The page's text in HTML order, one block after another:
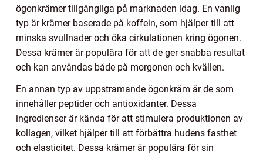
ögonkrämer tillgängliga på marknaden idag. En vanlig
typ är krämer baserade på koffein, som hjälper till att
minska svullnader och öka cirkulationen kring ögonen.
Dessa krämer är populära för att de ger snabba resultat
och kan användas både på morgonen och kvällen.
En annan typ av uppstramande ögonkräm är de som
innehåller peptider och antioxidanter. Dessa
ingredienser är kända för att stimulera produktionen av
kollagen, vilket hjälper till att förbättra hudens fasthet
och elasticitet. Dessa krämer är populära för sin